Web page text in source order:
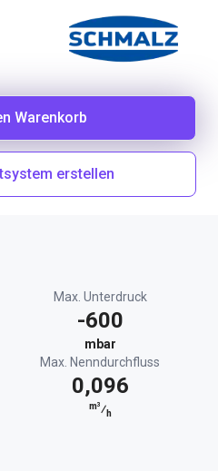
Warenkorb
erstellen
Max. Unterdruck
-600
mbar
Max. Nenndurchfluss
0,096
m³⁄h